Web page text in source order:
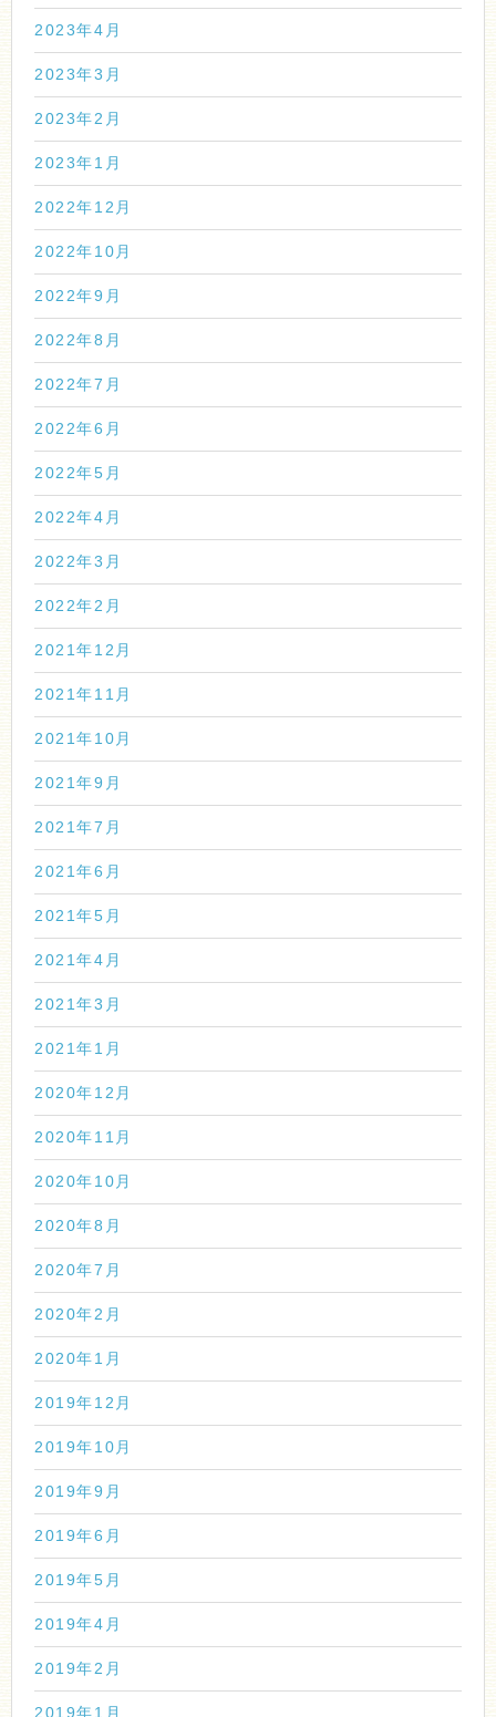
2023年4月
2023年3月
2023年2月
2023年1月
2022年12月
2022年10月
2022年9月
2022年8月
2022年7月
2022年6月
2022年5月
2022年4月
2022年3月
2022年2月
2021年12月
2021年11月
2021年10月
2021年9月
2021年7月
2021年6月
2021年5月
2021年4月
2021年3月
2021年1月
2020年12月
2020年11月
2020年10月
2020年8月
2020年7月
2020年2月
2020年1月
2019年12月
2019年10月
2019年9月
2019年6月
2019年5月
2019年4月
2019年2月
2019年1月